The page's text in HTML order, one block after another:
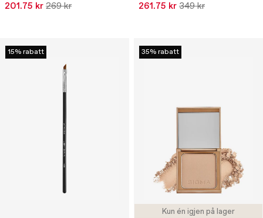
201.75 kr 269 kr 261.75 kr 349 kr
15% rabatt
Kun én igjen på lager
35% rabatt